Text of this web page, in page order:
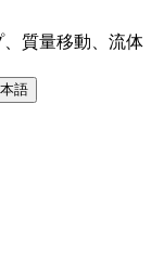
、質量移動、流体
語